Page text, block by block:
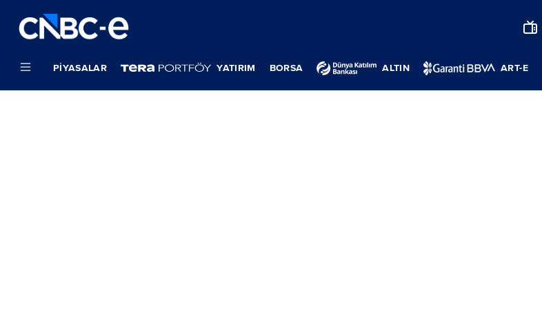
PIYASALAR YATIRIM BORSA ALTIN ART-E